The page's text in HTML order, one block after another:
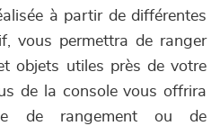
à partir de différentes
vous permettra de ranger
objets utiles près de votre
de la console vous offrira
de rangement ou de